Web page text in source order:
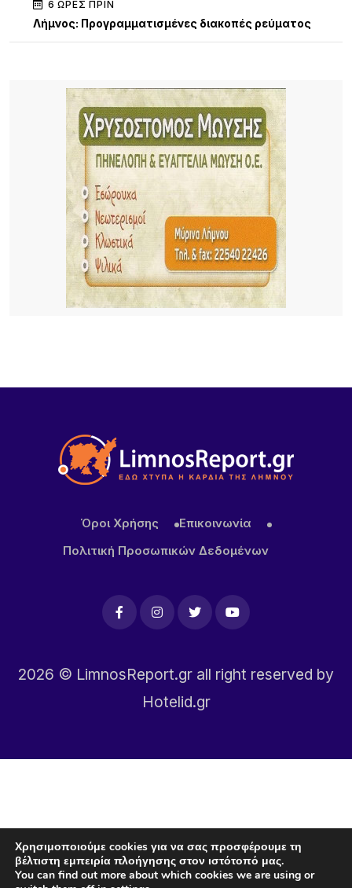
6 ΏΡΕΣ ΠΡΙΝ
Λήμνος: Προγραμματισμένες διακοπές ρεύματος
απλήρωτοι οι επιχειρηματίες: Τα δύο πρόσωπα
του Μεταφορικού Ισοδυνάμου
7 ΏΡΕΣ ΠΡΙΝ
Το τραγικό περιστατικό με το αγριογούρουνο
προβληματίζει – Μήπως ήρθε η ώρα να δούμε
σοβαρά και το ζήτημα των ελαφιών στη Λήμνο;
8 ΏΡΕΣ ΠΡΙΝ
Πρωτοφανές περιστατικό στον Μούδρο: Τρεις
διαρρήξεις καταστημάτων μέσα σε μία νύχτα
9 ΏΡΕΣ ΠΡΙΝ
Όροι Χρήσης
Επικοινωνία
Πολιτική Προσωπικών Δεδομένων
2026 © LimnosReport.gr all right reserved by
Hotelid.gr
Χρησιμοποιούμε cookies για να σας προσφέρουμε τη
βέλτιστη εμπειρία πλοήγησης στον ιστότοπό μας.
You can find out more about which cookies we are using or